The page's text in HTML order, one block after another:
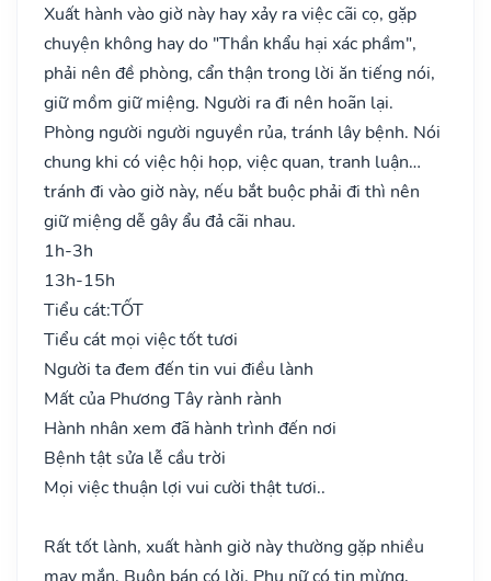
Xuất hành vào giờ này hay xảy ra việc cãi cọ, gặp
chuyện không hay do "Thần khẩu hại xác phầm",
phải nên đề phòng, cẩn thận trong lời ăn tiếng nói,
giữ mồm giữ miệng. Người ra đi nên hoãn lại.
Phòng người người nguyền rủa, tránh lây bệnh. Nói
chung khi có việc hội họp, việc quan, tranh luận…
tránh đi vào giờ này, nếu bắt buộc phải đi thì nên
giữ miệng dễ gây ẩu đả cãi nhau.
1h-3h
13h-15h
Tiểu cát:TỐT
Tiểu cát mọi việc tốt tươi
Người ta đem đến tin vui điều lành
Mất của Phương Tây rành rành
Hành nhân xem đã hành trình đến nơi
Bệnh tật sửa lễ cầu trời
Mọi việc thuận lợi vui cười thật tươi..
Rất tốt lành, xuất hành giờ này thường gặp nhiều